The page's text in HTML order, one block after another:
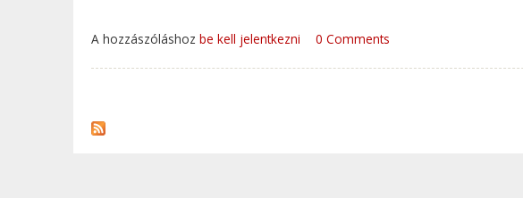
A hozzászóláshoz be kell jelentkezni 0 Comments